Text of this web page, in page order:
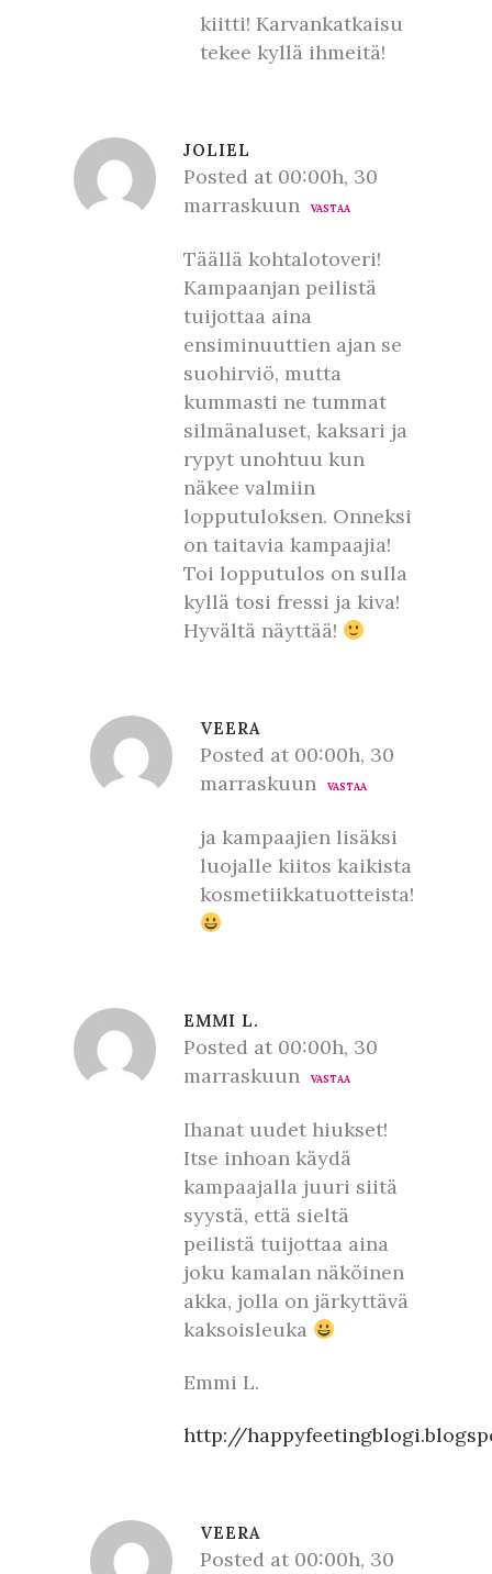
kiitti! Karvankatkaisu
tekee kyllä ihmeitä!
JOLIEL
Posted at 00:00h, 30
marraskuun
VASTAA
Täällä kohtalotoveri!
Kampaanjan peilistä
tuijottaa aina
ensiminuuttien ajan se
suohirviö, mutta
kummasti ne tummat
silmänaluset, kaksari ja
rypyt unohtuu kun
näkee valmiin
lopputuloksen. Onneksi
on taitavia kampaajia!
Toi lopputulos on sulla
kyllä tosi fressi ja kiva!
Hyvältä näyttää!
VEERA
Posted at 00:00h, 30
marraskuun
VASTAA
ja kampaajien lisäksi
luojalle kiitos kaikista
kosmetiikkatuotteista!
EMMI L.
Posted at 00:00h, 30
marraskuun
VASTAA
Ihanat uudet hiukset!
Itse inhoan käydä
kampaajalla juuri siitä
syystä, että sieltä
peilistä tuijottaa aina
joku kamalan näköinen
akka, jolla on järkyttävä
kaksoisleuka
Emmi L.
http://
VEERA
Posted at 00:00h, 30